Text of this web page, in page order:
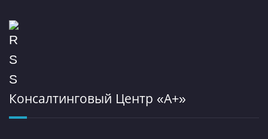
Консалтинговый Центр «А+»